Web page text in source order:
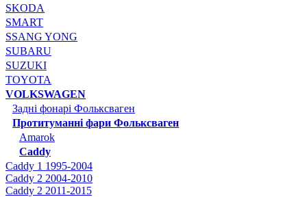
SKODA
SMART
SSANG YONG
SUBARU
SUZUKI
TOYOTA
VOLKSWAGEN
Задні фонарі Фольксваген
Протитуманні фари Фольксваген
Amarok
Caddy
Caddy 1 1995-2004
Caddy 2 2004-2010
Caddy 2 2011-2015